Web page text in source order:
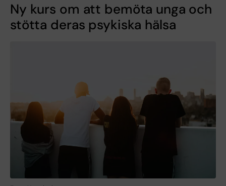
Ny kurs om att bemöta unga och
stötta deras psykiska hälsa